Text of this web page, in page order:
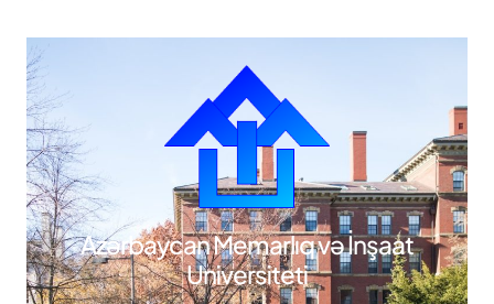
Azərbaycan Memarlıq və İnşaat
Universiteti